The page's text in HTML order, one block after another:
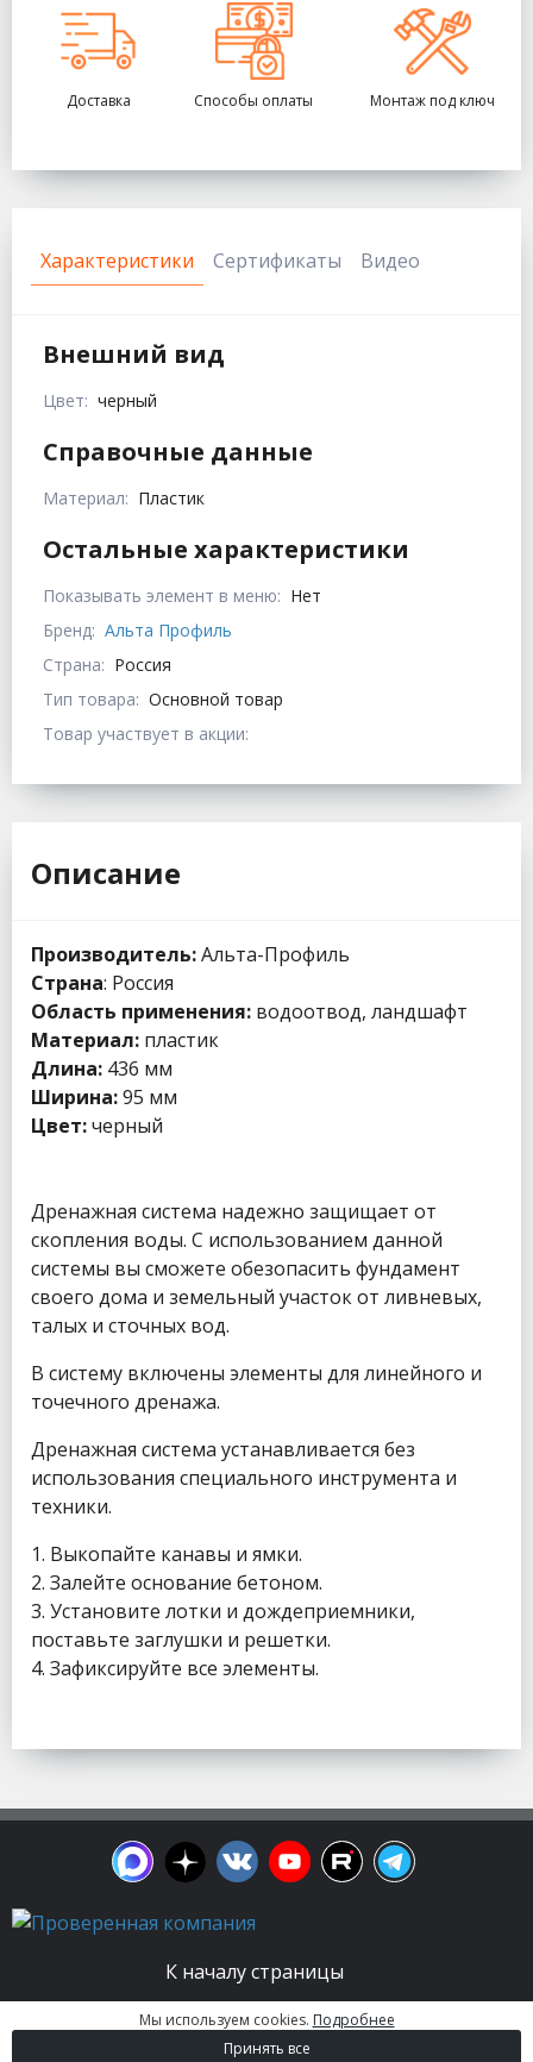
Доставка Способы оплаты Монтаж под ключ
Характеристики Сертификаты Видео
Внешний вид
Цвет: черный
Справочные данные
Материал: Пластик
Остальные характеристики
Показывать элемент в меню: Нет
Бренд: Альта Профиль
Страна: Россия
Тип товара: Основной товар
Товар участвует в акции:
Описание
Производитель:Альта-Профиль
Страна: Россия
Область применения: водоотвод, ландшафт
Материал: пластик
Длина: 436 мм
Ширина:95 мм
Цвет:черный
Дренажная система надежно защищает от
скопления воды. С использованием данной
системы вы сможете обезопасить фундамент
своего дома и земельный участок от ливневых,
талых и сточных вод.
В систему включены элементы для линейного и
точечного дренажа.
Дренажная система устанавливается без
использования специального инструмента и
техники.
1. Выкопайте канавы и ямки.
2. Залейте основание бетоном.
3. Установите лотки и дождеприемники,
поставьте заглушки и решетки.
4. Зафиксируйте все элементы.
К началу страницы
© 2003 - 2026. Апельсин group | Группа
строительных компаний Все права защищены.
Мы используем cookies. Подробнее
Принять все